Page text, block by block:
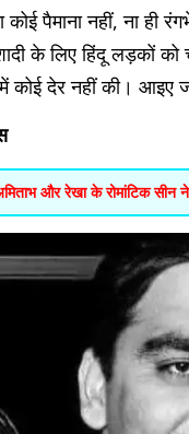
कोई पैमाना नहीं, ना
के लिए हिंदू लड़कों
कोई देर नहीं की। आइए
और रेखा के रोमांटिक सीन